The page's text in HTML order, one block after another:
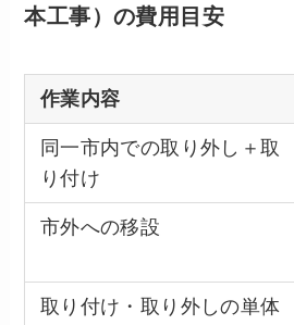
本工事）の費用目安
作業内容
同一市内での取り外し＋取
り付け
市外への移設
取り付け・取り外しの単体